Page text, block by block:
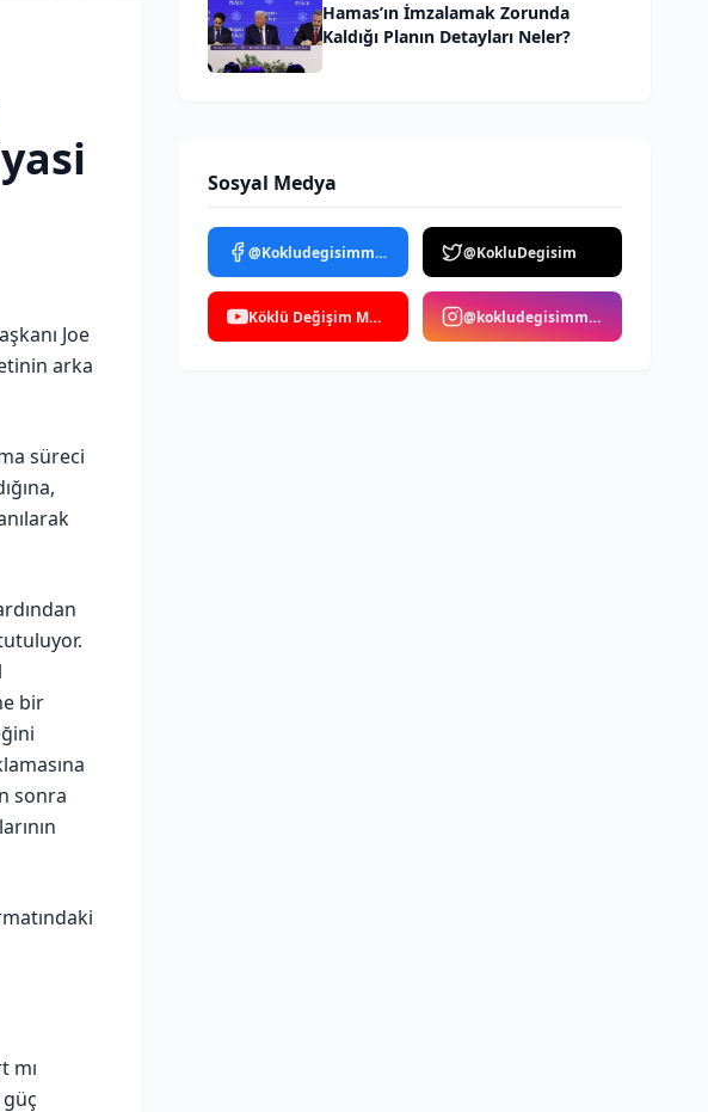
Joe
arka
süreci
bir
sonra
mı
Hamas’ın İmzalamak Zorunda
Kaldığı Planın Detayları Neler?
Sosyal Medya
@Kokludegisimmedya @KokluDegisim
Köklü Değişim Medya @kokludegisimmedya